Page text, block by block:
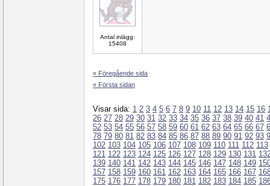
Antal inlägg:
15408
« Föregående sida
« Första sidan
Visar sida: 1 2 3 4 5 6 7 8 9 10 11 12 13 14 15 16
26 27 28 29 30 31 32 33 34 35 36 37 38 39 40 41
52 53 54 55 56 57 58 59 60 61 62 63 64 65 66 67
78 79 80 81 82 83 84 85 86 87 88 89 90 91 92 93
102 103 104 105 106 107 108 109 110 111 112 113
121 122 123 124 125 126 127 128 129 130 131
139 140 141 142 143 144 145 146 147 148 149
157 158 159 160 161 162 163 164 165 166 167
175 176 177 178 179 180 181 182 183 184 185